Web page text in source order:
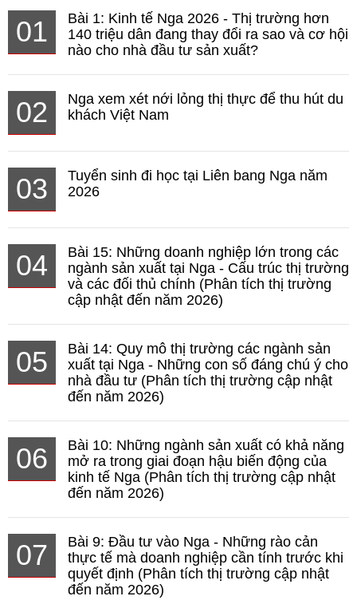
01
Bài 1: Kinh tế Nga 2026 - Thị trường hơn
140 triệu dân đang thay đổi ra sao và cơ hội
nào cho nhà đầu tư sản xuất?
02
Nga xem xét nới lỏng thị thực để thu hút du
khách Việt Nam
03
Tuyển sinh đi học tại Liên bang Nga năm
2026
04
Bài 15: Những doanh nghiệp lớn trong các
ngành sản xuất tại Nga - Cấu trúc thị trường
và các đối thủ chính (Phân tích thị trường
cập nhật đến năm 2026)
05
Bài 14: Quy mô thị trường các ngành sản
xuất tại Nga - Những con số đáng chú ý cho
nhà đầu tư (Phân tích thị trường cập nhật
đến năm 2026)
06
Bài 10: Những ngành sản xuất có khả năng
mở ra trong giai đoạn hậu biến động của
kinh tế Nga (Phân tích thị trường cập nhật
đến năm 2026)
07
Bài 9: Đầu tư vào Nga - Những rào cản
thực tế mà doanh nghiệp cần tính trước khi
quyết định (Phân tích thị trường cập nhật
đến năm 2026)